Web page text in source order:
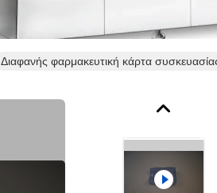
Διαφανής φαρμακευτική κάρτα